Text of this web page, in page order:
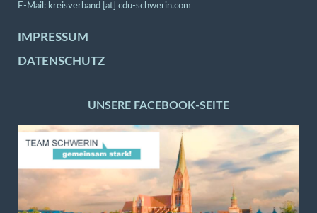
E-Mail: kreisverband [at] cdu-schwerin.com
IMPRESSUM
DATENSCHUTZ
UNSERE FACEBOOK-SEITE